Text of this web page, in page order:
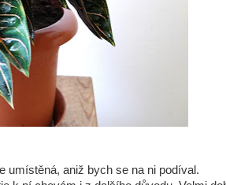
umístěná, aniž bych se na ni podíval.